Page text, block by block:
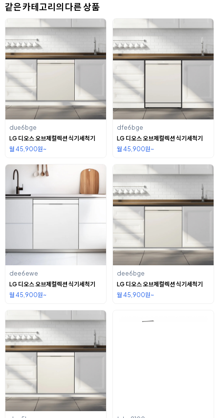
같은 카테고리의 다른 상품
due6bge
LG 디오스 오브제컬렉션 식기세척기
월 45,900원~
dfe6bge
LG 디오스 오브제컬렉션 식기세척기
월 45,900원~
dee6ewe
LG 디오스 오브제컬렉션 식기세척기
월 45,900원~
dee6bge
LG 디오스 오브제컬렉션 식기세척기
월 45,900원~